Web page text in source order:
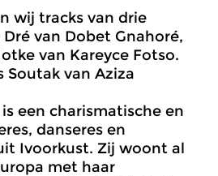
wij tracks van drie
Dré van Dobet Gnahoré,
van Kareyce Fotso.
Soutak van Aziza
een charismatische en
danseres en
Ivoorkust. Zij woont al
met haar